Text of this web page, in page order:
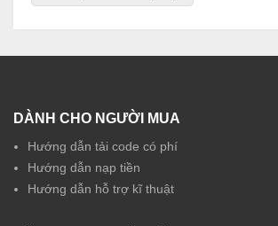
DÀNH CHO NGƯỜI MUA
Hướng dẫn tải code có phí
Hướng dẫn nạp tiền
Hướng dẫn hỗ trợ kĩ thuật